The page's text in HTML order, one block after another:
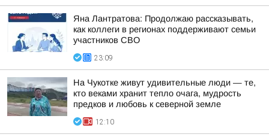
Яна Лантратова: Продолжаю рассказывать,
как коллеги в регионах поддерживают семьи
участников СВО
23:09
На Чукотке живут удивительные люди — те,
кто веками хранит тепло очага, мудрость
предков и любовь к северной земле
12:10